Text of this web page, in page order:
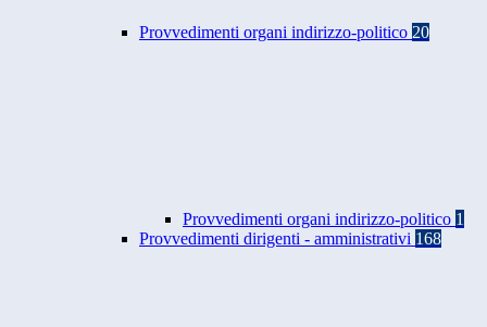
Provvedimenti organi indirizzo-politico 20
Provvedimenti organi indirizzo-politico 1
Provvedimenti dirigenti - amministrativi 168